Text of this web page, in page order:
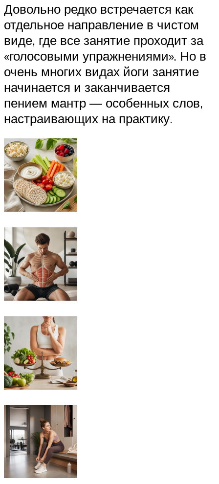
Довольно редко встречается как
отдельное направление в чистом
виде, где все занятие проходит за
«голосовыми упражнениями». Но в
очень многих видах йоги занятие
начинается и заканчивается
пением мантр — особенных слов,
настраивающих на практику.